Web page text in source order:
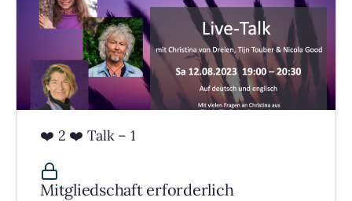
❤️ 2 ❤️ Talk – 1
Mitgliedschaft erforderlich